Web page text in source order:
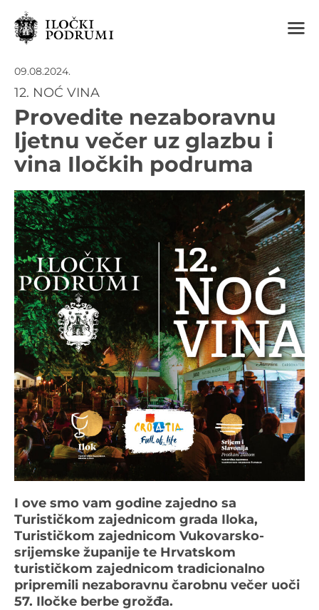
m
09.08.2024.
12. NOĆ VINA
Provedite nezaboravnu
ljetnu večer uz glazbu i
vina Iločkih podruma
I ove smo vam godine zajedno sa
Turističkom zajednicom grada Iloka,
Turističkom zajednicom Vukovarsko-
srijemske županije te Hrvatskom
turističkom zajednicom tradicionalno
pripremili nezaboravnu čarobnu večer uoči
57. Iločke berbe grožđa.